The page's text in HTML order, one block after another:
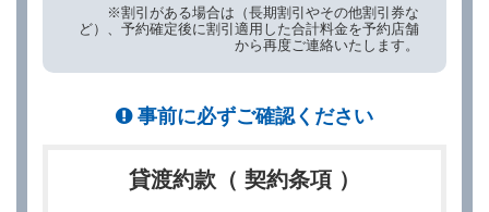
※割引がある場合は（長期割引やその他割引券な
ど）、予約確定後に割引適用した合計料金を予約店舗
から再度ご連絡いたします。
事前に必ずご確認ください
貸渡約款（ 契約条項 ）